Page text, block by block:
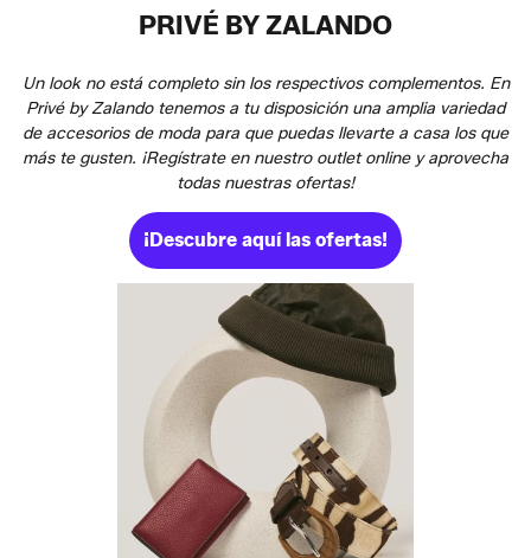
PRIVÉ BY ZALANDO
Un look no está completo sin los respectivos complementos. En
Privé by Zalando tenemos a tu disposición una amplia variedad
de accesorios de moda para que puedas llevarte a casa los que
más te gusten. ¡Regístrate en nuestro outlet online y aprovecha
todas nuestras ofertas!
¡Descubre aquí las ofertas!